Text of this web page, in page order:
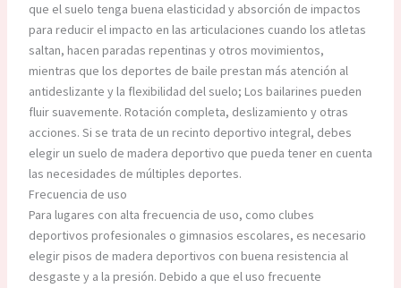
que el suelo tenga buena elasticidad y absorción de impactos
para reducir el impacto en las articulaciones cuando los atletas
saltan, hacen paradas repentinas y otros movimientos,
mientras que los deportes de baile prestan más atención al
antideslizante y la flexibilidad del suelo; Los bailarines pueden
fluir suavemente. Rotación completa, deslizamiento y otras
acciones. Si se trata de un recinto deportivo integral, debes
elegir un suelo de madera deportivo que pueda tener en cuenta
las necesidades de múltiples deportes.
Frecuencia de uso
Para lugares con alta frecuencia de uso, como clubes
deportivos profesionales o gimnasios escolares, es necesario
elegir pisos de madera deportivos con buena resistencia al
desgaste y a la presión. Debido a que el uso frecuente